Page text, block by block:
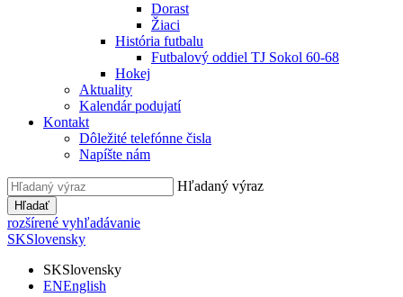
Dorast
Žiaci
História futbalu
Futbalový oddiel TJ Sokol 60-68
Hokej
Aktuality
Kalendár podujatí
Kontakt
Dôležité telefónne čisla
Napíšte nám
Hľadaný výraz
Hľadať
rozšírené vyhľadávanie
SKSlovensky
SKSlovensky
ENEnglish